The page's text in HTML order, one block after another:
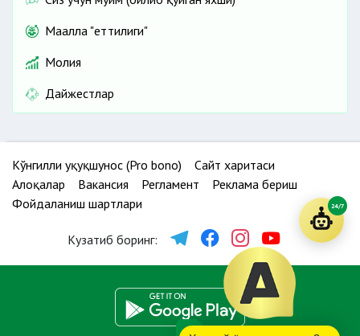
Маҳалла "еттилиги"
Молия
Дайжестлар
Кўнгилли ҳуқуқшунос (Pro bono)
Сайт харитаси
Алоқалар
Вакансия Регламент
Реклама бериш
Фойдаланиш шартлари
Кузатиб боринг:
24/7